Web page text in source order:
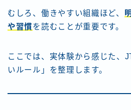
むしろ、働きやすい組織ほど、
や習慣を読むことが重要です。
ここでは、実体験から感じた、
いルール」を整理します。